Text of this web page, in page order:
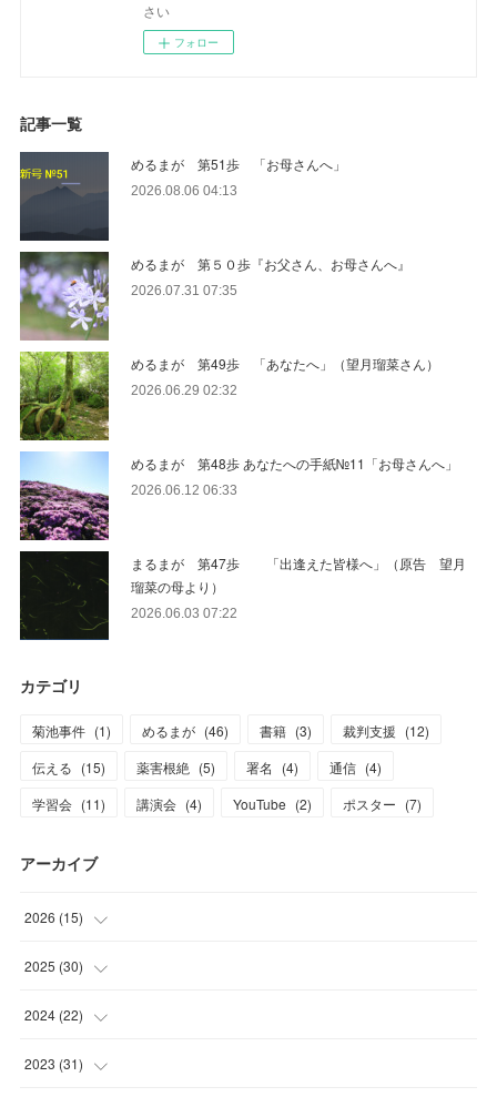
さい
フォロー
記事一覧
めるまが 第51歩 「お母さんへ」
2026.08.06 04:13
めるまが 第５０歩『お父さん、お母さんへ』
2026.07.31 07:35
めるまが 第49歩 「あなたへ」（望月瑠菜さん）
2026.06.29 02:32
めるまが 第48歩 あなたへの手紙№11「お母さんへ」
2026.06.12 06:33
まるまが 第47歩 「出逢えた皆様へ」（原告 望月
瑠菜の母より）
2026.06.03 07:22
カテゴリ
菊池事件 (1) めるまが (46) 書籍 (3) 裁判支援 (12)
伝える (15) 薬害根絶 (5) 署名 (4) 通信 (4)
学習会 (11) 講演会 (4) YouTube (2) ポスター (7)
アーカイブ
2026 (15)
(1
(1
(3
2025 (30)
(3
(1
2024 (22)
(3
2023 (31)